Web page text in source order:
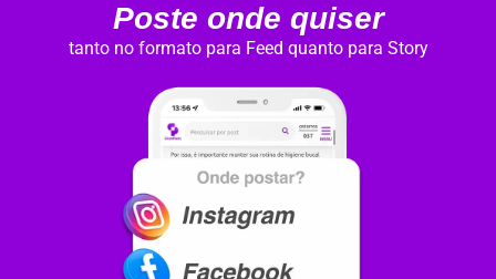
Poste onde quiser
tanto no formato para Feed quanto para Story